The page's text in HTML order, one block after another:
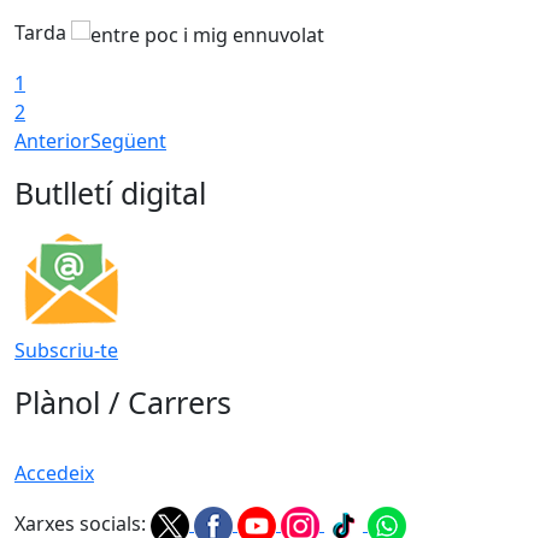
Tarda
1
2
AnteriorSegüent
Butlletí digital
Subscriu-te
Plànol / Carrers
Accedeix
Xarxes socials: